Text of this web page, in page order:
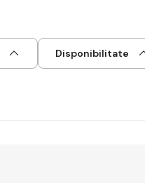
Disponibilitate